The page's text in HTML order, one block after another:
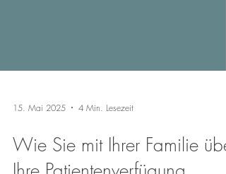
15. Mai 2025 4 Min. Lesezeit
Wie Sie mit Ihrer Familie über